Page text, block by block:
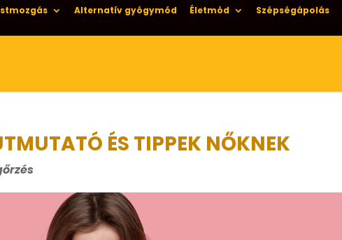
Alternatív gyógymód Életmód Szépségápolás
ÉS TIPPEK NŐKNEK